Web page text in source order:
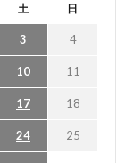
土 日
3 4
10 11
17 18
24 25